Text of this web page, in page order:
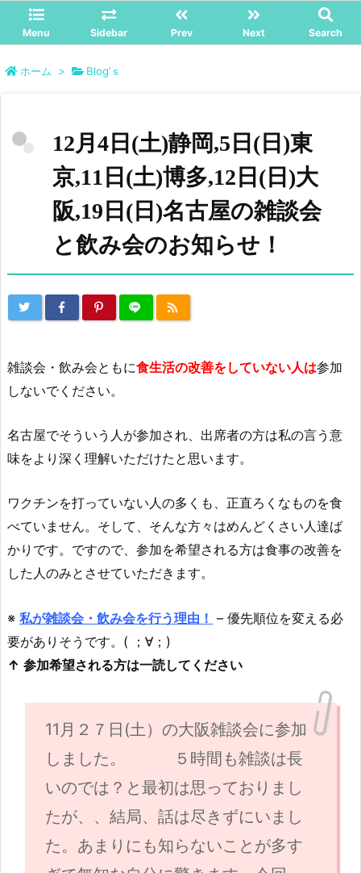
Menu Sidebar Prev Next Search
ホーム > Blog’ｓ
12月4日(土)静岡,5日(日)東
京,11日(土)博多,12日(日)大
阪,19日(日)名古屋の雑談会
と飲み会のお知らせ！
雑談会・飲み会ともに食生活の改善をしていない人は参加
しないでください。
名古屋でそういう人が参加され、出席者の方は私の言う意
味をより深く理解いただけたと思います。
ワクチンを打っていない人の多くも、正直ろくなものを食
べていません。そして、そんな方々はめんどくさい人達ば
かりです。ですので、参加を希望される方は食事の改善を
した人のみとさせていただきます。
※ 私が雑談会・飲み会を行う理由！ – 優先順位を変える必
要がありそうです。( ；∀；)
↑ 参加希望される方は一読してください
11月２７日(土）の大阪雑談会に参加
しました。 ５時間も雑談は長
いのでは？と最初は思っておりまし
たが、、結局、話は尽きずにいまし
た。あまりにも知らないことが多す